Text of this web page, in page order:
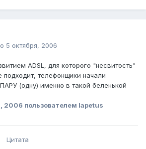
5 октября, 2006
ADSL, для которого "несвитость"
подходит, телефонщики начали
(одну) именно в такой беленькой
2006 пользователем Iapetus
Цитата